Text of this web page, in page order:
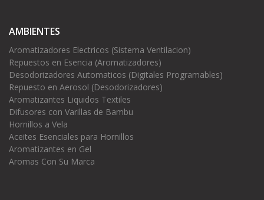
AMBIENTES
Aromatizadores Electricos (Sistema Ventilacion)
Repuestos en Esencia (Aromatizadores)
Desodorizadores Automaticos (Digitales Programables)
Repuesto en Aerosol (Desodorizadores)
Aromatizantes Liquidos Textiles
Difusores con Varillas de Bambu
Hornillos a Vela
Aceites Esenciales para Hornillos
Aromatizantes en Gel
Aromas Con Su Marca